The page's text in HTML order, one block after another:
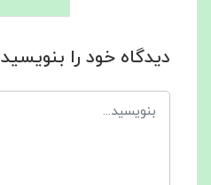
دیدگاه خود را بنویسید